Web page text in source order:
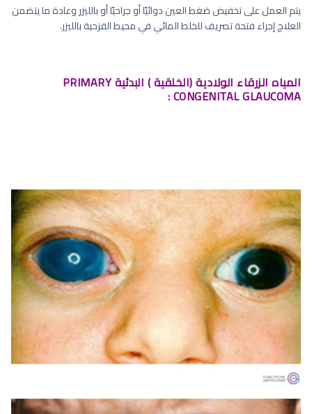
يتم العمل على تخفيض ضغط العين دوائيًا أو جراحيًا أو بالليزر وعادة ما يتضمن
العلاج إجراء فتحة تصريف للخلط المائي في محيط القزحية بالليزر.
المياه الزرقاء الولادية (الخلقية ) البدئية PRIMARY
CONGENITAL GLAUCOMA :